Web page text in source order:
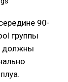
90-
группы
должны